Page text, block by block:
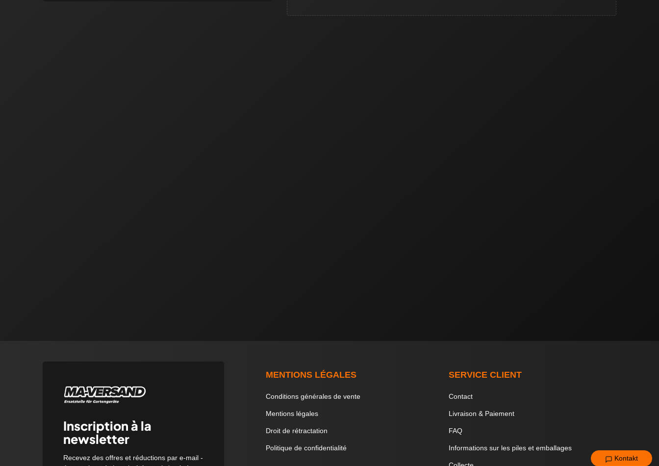
Kontakt
Inscription à la
newsletter
Recevez des offres et réductions par e-mail -
MENTIONS LÉGALES
Conditions générales de vente
Mentions légales
Droit de rétractation
Politique de confidentialité
SERVICE CLIENT
Contact
Livraison & Paiement
FAQ
Informations sur les piles et emballages